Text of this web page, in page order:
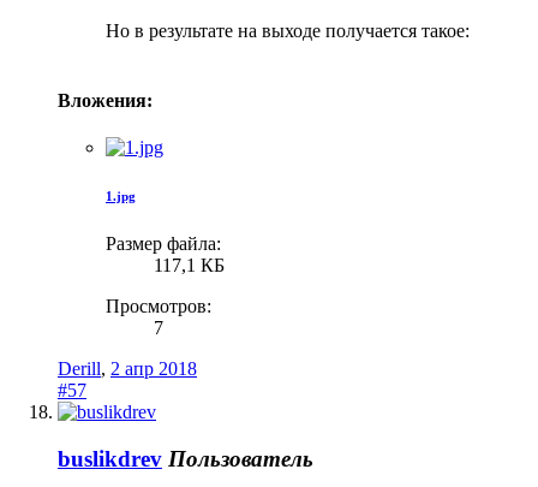
Но в результате на выходе получается такое:
Вложения:
1.jpg
Размер файла:
117,1 КБ
Просмотров:
7
Derill, 2 апр 2018
#57
buslikdrev Пользователь